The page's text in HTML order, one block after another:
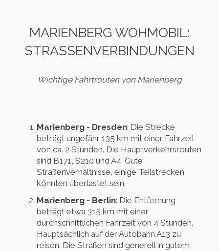
MARIENBERG WOHMOBIL:
STRASSENVERBINDUNGEN
Wichtige Fahrtrouten von Marienberg
Marienberg - Dresden: Die Strecke
beträgt ungefähr 135 km mit einer Fahrzeit
von ca. 2 Stunden. Die Hauptverkehrsrouten
sind B171, S210 und A4. Gute
Straßenverhältnisse, einige Teilstrecken
könnten überlastet sein.
Marienberg - Berlin: Die Entfernung
beträgt etwa 315 km mit einer
durchschnittlichen Fahrzeit von 4 Stunden.
Hauptsächlich auf der Autobahn A13 zu
reisen. Die Straßen sind generell in gutem